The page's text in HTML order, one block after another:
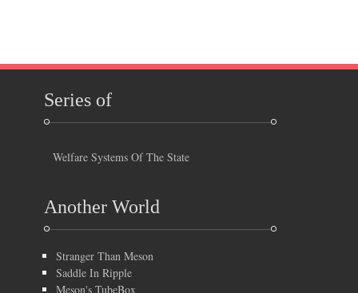
Series of
Welfare Systems Of The State
Another World
Stranger Than Meson
Saddle In Ripple
Meson's TubeBox